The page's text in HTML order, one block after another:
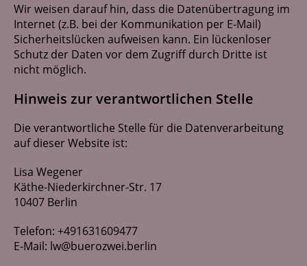
Wir weisen darauf hin, dass die Datenübertragung im
Internet (z.B. bei der Kommunikation per E-Mail)
Sicherheitslücken aufweisen kann. Ein lückenloser
Schutz der Daten vor dem Zugriff durch Dritte ist
nicht möglich.
Hinweis zur verantwortlichen Stelle
Die verantwortliche Stelle für die Datenverarbeitung
auf dieser Website ist:
Lisa Wegener
Käthe-Niederkirchner-Str. 17
10407 Berlin
Telefon: +491631609477
E-Mail: lw@buerozwei.berlin